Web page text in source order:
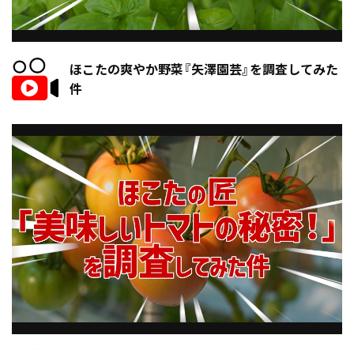
ほこたの爽やか野菜『矢澤園芸』を調査してみた
件